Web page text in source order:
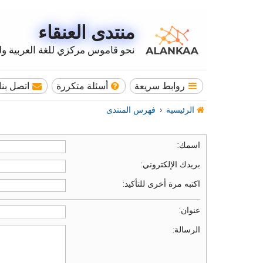
منتدى العنقاء
نحو قاموس مركزي للغة العربية
روابط سريعة أسئلة متكررة اتصل بنا
الرئيسية فهرس المنتدى
اسمك:
بريدك الإلكتروني:
اكتبه مرة أخرى للتأكيد:
عنوان:
الرسالة: